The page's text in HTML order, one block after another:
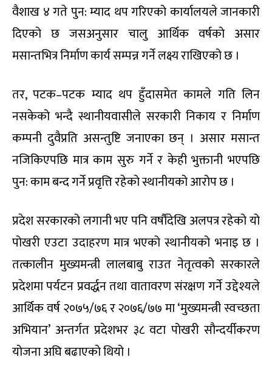
वैशाख ४ गते पुन: म्याद थप गरिएको कार्यालयले जानकारी
दिएको छ जसअनुसार चालु आर्थिक वर्षको असार
मसान्तभित्र निर्माण कार्य सम्पन्न गर्ने लक्ष्य राखिएको छ ।
तर, पटक–पटक म्याद थप हुँदासमेत कामले गति लिन
नसकेको भन्दै स्थानीयवासीले सरकारी निकाय र निर्माण
कम्पनी दुवैप्रति असन्तुष्टि जनाएका छन् । असार मसान्त
नजिकिएपछि मात्र काम सुरु गर्ने र केही भुक्तानी भएपछि
पुन: काम बन्द गर्ने प्रवृत्ति रहेको स्थानीयको आरोप छ ।
प्रदेश सरकारको लगानी भए पनि वर्षौंदेखि अलपत्र रहेको यो
पोखरी एउटा उदाहरण मात्र भएको स्थानीयको भनाइ छ ।
तत्कालीन मुख्यमन्त्री लालबाबु राउत नेतृत्वको सरकारले
प्रदेशमा पर्यटन प्रवर्द्धन तथा वातावरण संरक्षण गर्ने उद्देश्यले
आर्थिक वर्ष २०७५/७६ र २०७६/७७ मा ‘मुख्यमन्त्री स्वच्छता
अभियान’ अन्तर्गत प्रदेशभर ३८ वटा पोखरी सौन्दर्यीकरण
योजना अघि बढाएको थियो ।